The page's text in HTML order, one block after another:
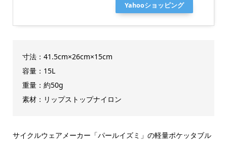
Yahooショッピング
寸法：41.5cm×26cm×15cm
容量：15L
重量：約50g
素材：リップストップナイロン
サイクルウェアメーカー「パールイズミ」の軽量ポケッタブル